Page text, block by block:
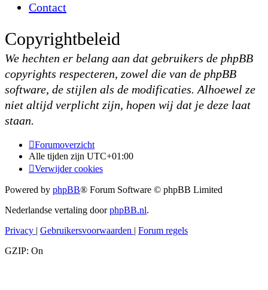
Contact
Copyrightbeleid
We hechten er belang aan dat gebruikers de phpBB
copyrights respecteren, zowel die van de phpBB
software, de stijlen als de modificaties. Alhoewel ze
niet altijd verplicht zijn, hopen wij dat je deze laat
staan.
Forumoverzicht
Alle tijden zijn UTC+01:00
Verwijder cookies
Powered by phpBB® Forum Software © phpBB Limited
Nederlandse vertaling doorphpBB.nl.
Privacy | Gebruikersvoorwaarden | Forum regels
GZIP: On